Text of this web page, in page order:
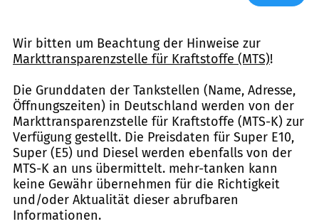
Wir bitten um Beachtung der Hinweise zur
Markttransparenzstelle für Kraftstoffe (MTS)!
Die Grunddaten der Tankstellen (Name, Adresse,
Öffnungszeiten) in Deutschland werden von der
Markttransparenzstelle für Kraftstoffe (MTS-K) zur
Verfügung gestellt. Die Preisdaten für Super E10,
Super (E5) und Diesel werden ebenfalls von der
MTS-K an uns übermittelt. mehr-tanken kann
keine Gewähr übernehmen für die Richtigkeit
und/oder Aktualität dieser abrufbaren
Informationen.